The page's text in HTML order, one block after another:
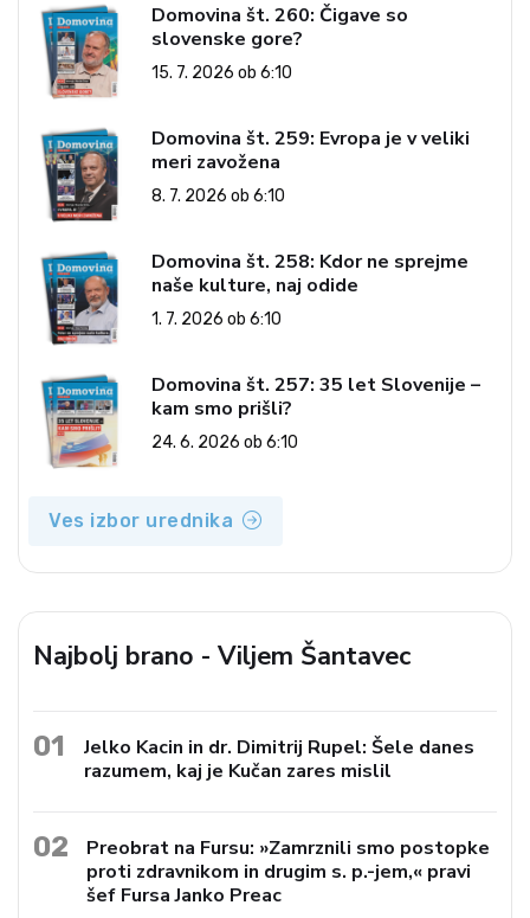
Domovina št. 260: Čigave so
slovenske gore?
15. 7. 2026 ob 6:10
Domovina št. 259: Evropa je v veliki
meri zavožena
8. 7. 2026 ob 6:10
Domovina št. 258: Kdor ne sprejme
naše kulture, naj odide
1. 7. 2026 ob 6:10
Domovina št. 257: 35 let Slovenije –
kam smo prišli?
24. 6. 2026 ob 6:10
Ves izbor urednika
Najbolj brano - Viljem Šantavec
01
Jelko Kacin in dr. Dimitrij Rupel: Šele danes
razumem, kaj je Kučan zares mislil
02
Preobrat na Fursu: »Zamrznili smo postopke
proti zdravnikom in drugim s. p.-jem,« pravi
šef Fursa Janko Preac